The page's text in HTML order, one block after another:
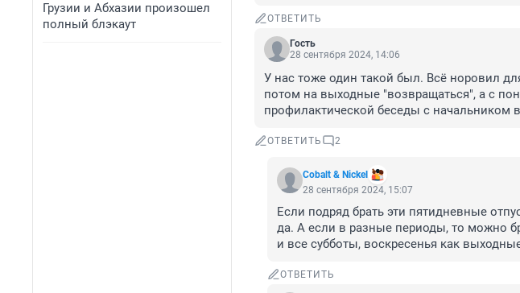
Грузии и Абхазии произошел
полный блэкаут
ОТВЕТИТЬ
Гость
28 сентября 2024, 14:06
У нас тоже один такой был. Всё норовил
потом на выходные "возвращаться", а с
профилактической беседы с начальником
ОТВЕТИТЬ 2
Cobalt & Nickel
28 сентября 2024, 15:07
Если подряд брать эти пятидневные
да. А если в разные периоды, то можно
и все субботы, воскресенья как
ОТВЕТИТЬ